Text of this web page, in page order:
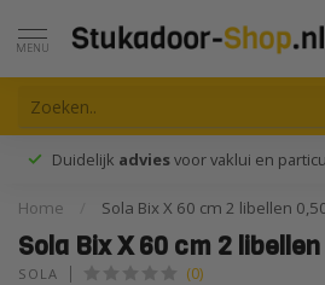
MENU
Duidelijk adviesvoor vaklui en
Home Sola Bix X 60 cm 2 libellen
Sola Bix X 60 cm 2
SOLA (0)